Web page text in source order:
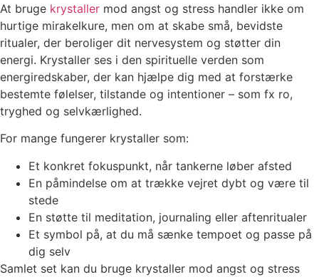
At bruge krystaller mod angst og stress handler ikke om
hurtige mirakelkure, men om at skabe små, bevidste
ritualer, der beroliger dit nervesystem og støtter din
energi. Krystaller ses i den spirituelle verden som
energiredskaber, der kan hjælpe dig med at forstærke
bestemte følelser, tilstande og intentioner – som fx ro,
tryghed og selvkærlighed.
For mange fungerer krystaller som:
Et konkret fokuspunkt, når tankerne løber afsted
En påmindelse om at trække vejret dybt og være til
stede
En støtte til meditation, journaling eller aftenritualer
Et symbol på, at du må sænke tempoet og passe på
dig selv
Samlet set kan du bruge krystaller mod angst og stress